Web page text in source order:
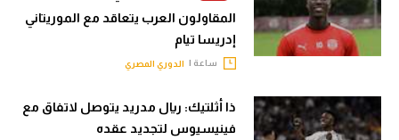
المقاولون العرب يتعاقد مع الموريتاني
إدريسا تيام
ساعة | الدوري المصري
ذا أثلتيك: ريال مدريد يتوصل لاتفاق مع
فينيسيوس لتجديد عقده